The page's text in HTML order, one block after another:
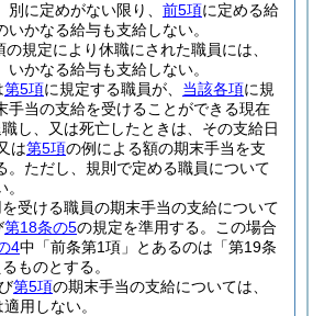
に定めがない限り、 前5項に定める給
かなる給与も支給しない。
規定により休職にされた職員には、
いかなる給与も支給しない。
第5項に規定する職員が、 当該各項に規
手当の支給を受けることができる現在
し、又は死亡したときは、その支給日
は第5項の例による額の期末手当を支
ただし、規則で定める職員について
受ける職員の期末手当の支給について
第18条の5の規定を準用する。
この場合
4中「前条第1項」とあるのは「第19条
ものとする。
第5項の期末手当の支給については、
用しない。